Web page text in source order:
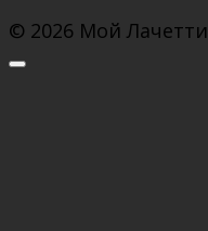
© 2026 Мой Лачетти